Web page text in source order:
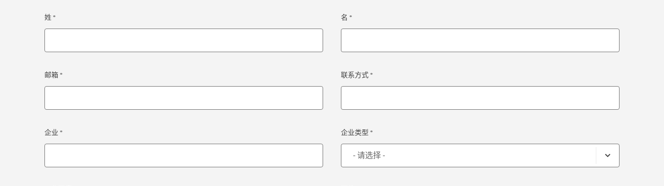
姓 * 名 *
邮箱 * 联系方式 *
企业 * 企业类型 *